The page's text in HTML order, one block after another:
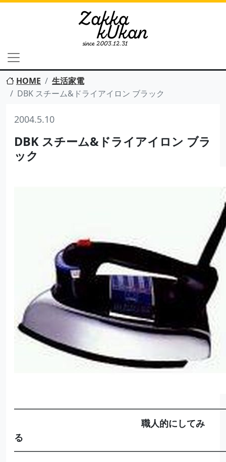
HOME
生活家電
DBK スチーム&ドライアイロン ブラック
2004.5.10
DBK スチーム&ドライアイロン ブラ
ック
職人的にしてみ
る